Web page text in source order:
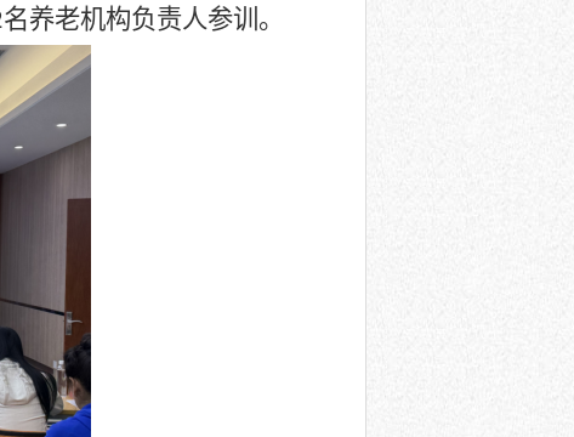
养老机构负责人参训。